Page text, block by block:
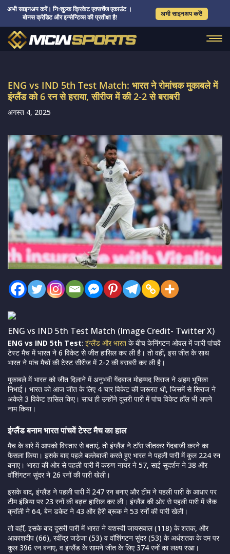
अभी साइनअप करें। निःशुल्क क्रिकेट एक्सचेंज एकाउंट ।
बोनस क्रेडिट और इन्सेन्टिव्स की प्रतीक्षा है!
अभी साइनअप करें!
ENG vs IND 5th Test Match: भारत ने रोमांचक मुकाबले में
इंग्लैंड को 6 रन से हराया, सीरीज में की 2-2 से बराबरी
अगस्त 4, 2025
ENG vs IND 5th Test Match (Image Credit- Twitter X)
ENG vs IND 5th Test: इंग्लैंड और भारत के बीच केनिंगटन ओवल में जारी पांचवें
टेस्ट मैच में भारत ने 6 विकेट से जीत हासिल कर ली है। तो वहीं, इस जीत के साथ
भारत ने पांच मैचों की टेस्ट सीरीज में 2-2 की बराबरी कर ली है।
मुकाबले में भारत को जीत दिलाने में अनुभवी गेंदबाज मोहम्मद सिराज ने अहम भूमिका
निभाई। भारत को आज जीत के लिए 4 चार विकेट की जरूरत थी, जिसमें से सिराज ने
अकेले 3 विकेट हासिल किए। साथ ही उन्होंने दूसरी पारी में पांच विकेट हाॅल भी अपने
नाम किया।
इंग्लैंड बनाम भारत पांचवें टेस्ट मैच का हाल
मैच के बारे में आपको विस्तार से बताएं, तो इंग्लैंड ने टाॅस जीतकर गेंदबाजी करने का
फैसला किया। इसके बाद पहले बल्लेबाजी करते हुए भारत ने पहली पारी में कुल 224 रन
बनाए। भारत की ओर से पहली पारी में करुण नायर ने 57, साई सुदर्शन ने 38 और
वाॅशिंगटन सुंदर ने 26 रनों की पारी खेली।
इसके बाद, इंग्लैंड ने पहली पारी में 247 रन बनाए और टीम ने पहली पारी के आधार पर
टीम इंडिया पर 23 रनों की बढ़त हासिल कर ली। इंग्लैंड की ओर से पहली पारी में जैक
क्राॅली ने 64, बेन डकेट ने 43 और हैरी ब्रूक ने 53 रनों की पारी खेली।
तो वहीं, इसके बाद दूसरी पारी में भारत ने यशस्वी जायसवाल (118) के शतक, और
आकाशदीप (66), रवींद्र जडेजा (53) व वाॅशिंगटन सुंदर (53) के अर्धशतक के दम पर
कुल 396 रन बनाए, व इंग्लैंड के सामने जीत के लिए 374 रनों का लक्ष्य रखा।